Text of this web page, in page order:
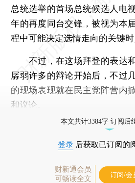
总统选举的首场总统候选人电
年的再度同台交锋，被视为本
程中可能决定选情走向的关键时
不过，在这场拜登的表达和
孱弱许多的辩论开始后，不过
的现场表现就在民主党阵营内
和议论。
本文共计3384字 订阅后
登录 后获取已订阅的
财新通会员
可畅读全文
订阅/会